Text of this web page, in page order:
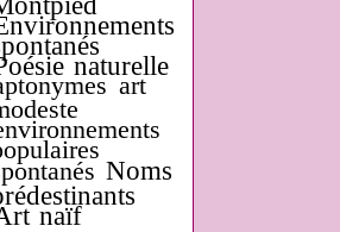
naturelle
art
Noms
naïf